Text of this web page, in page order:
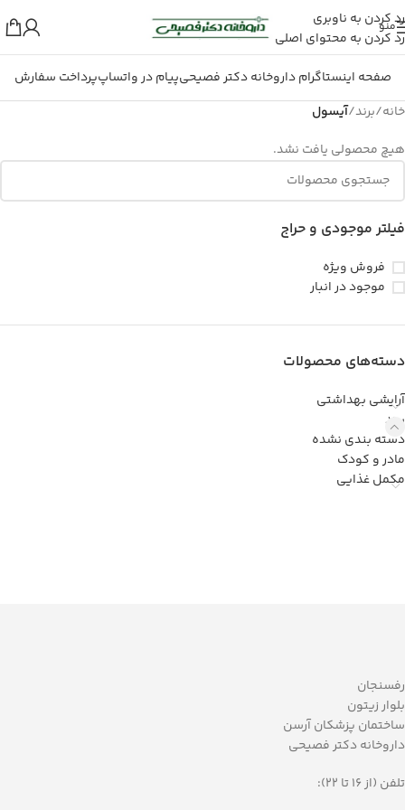
رد کردن به ناوبری
رد کردن به محتوای اصلی
منو
صفحه اینستاگرام داروخانه دکتر فصیحیپیام در واتساپپرداخت سفارش
خانه/برند/آیسول
هیچ محصولی یافت نشد.
فیلتر موجودی و حراج
فروش ویژه
موجود در انبار
دسته‌های محصولات
آرایشی بهداشتی
برند
دسته بندی نشده
مادر و کودک
مکمل غذایی
رفسنجان
بلوار زیتون
ساختمان پزشکان آرسن
داروخانه دکتر فصیحی
تلفن (از 16 تا 22):